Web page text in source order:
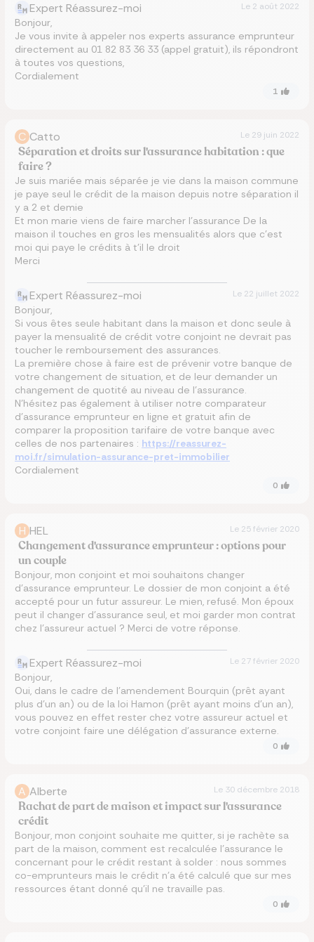
Expert Réassurez-moi Le 2 août 2022
Bonjour,
Je vous invite à appeler nos experts assurance emprunteur
directement au 01 82 83 36 33 (appel gratuit), ils répondront
à toutes vos questions,
Cordialement
1
C Catto Le 29 juin 2022
Séparation et droits sur l'assurance habitation : que
faire ?
Je suis mariée mais séparée je vie dans la maison commune
je paye seul le crédit de la maison depuis notre séparation il
y a 2 et demie
Et mon marie viens de faire marcher l’assurance De la
maison il touches en gros les mensualités alors que c’est
moi qui paye le crédits à t’il le droit
Merci
Expert Réassurez-moi Le 22 juillet 2022
Bonjour,
Si vous êtes seule habitant dans la maison et donc seule à
payer la mensualité de crédit votre conjoint ne devrait pas
toucher le remboursement des assurances.
La première chose à faire est de prévenir votre banque de
votre changement de situation, et de leur demander un
changement de quotité au niveau de l’assurance.
N’hésitez pas également à utiliser notre comparateur
d’assurance emprunteur en ligne et gratuit afin de
comparer la proposition tarifaire de votre banque avec
celles de nos partenaires : https://reassurez-
moi.fr/simulation-assurance-pret-immobilier
Cordialement
0
H HEL Le 25 février 2020
Changement d'assurance emprunteur : options pour
un couple
Bonjour, mon conjoint et moi souhaitons changer
d’assurance emprunteur. Le dossier de mon conjoint a été
accepté pour un futur assureur. Le mien, refusé. Mon époux
peut il changer d’assurance seul, et moi garder mon contrat
chez l’assureur actuel ? Merci de votre réponse.
Expert Réassurez-moi Le 27 février 2020
Bonjour,
Oui, dans le cadre de l'amendement Bourquin (prêt ayant
plus d'un an) ou de la loi Hamon (prêt ayant moins d'un an),
vous pouvez en effet rester chez votre assureur actuel et
votre conjoint faire une délégation d'assurance externe.
0
A Alberte Le 30 décembre 2018
Rachat de part de maison et impact sur l'assurance
crédit
Bonjour, mon conjoint souhaite me quitter, si je rachète sa
part de la maison, comment est recalculée l'assurance le
concernant pour le crédit restant à solder : nous sommes
co-emprunteurs mais le crédit n'a été calculé que sur mes
ressources étant donné qu'il ne travaille pas.
0